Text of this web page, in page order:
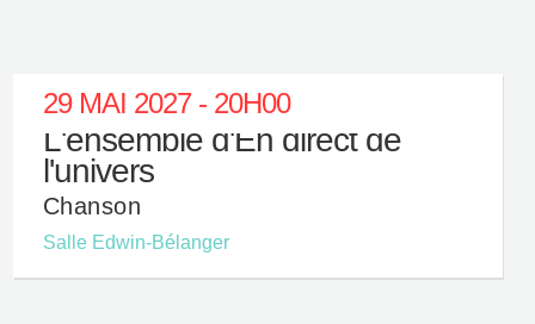
29 MAI 2027 - 20H00
L'ensemble d'En direct de
l'univers
Chanson
Salle Edwin-Bélanger